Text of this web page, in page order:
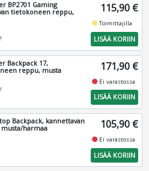
BP2701 Gaming
tietokoneen reppu,
115,90 €
fiber_manual_recordToimittajilla
LISÄÄ KORIIN
Backpack 17,
reppu, musta
171,90 €
fiber_manual_record Ei varastossa
LISÄÄ KORIIN
Backpack, kannettavan
harmaa
105,90 €
fiber_manual_record Ei varastossa
LISÄÄ KORIIN